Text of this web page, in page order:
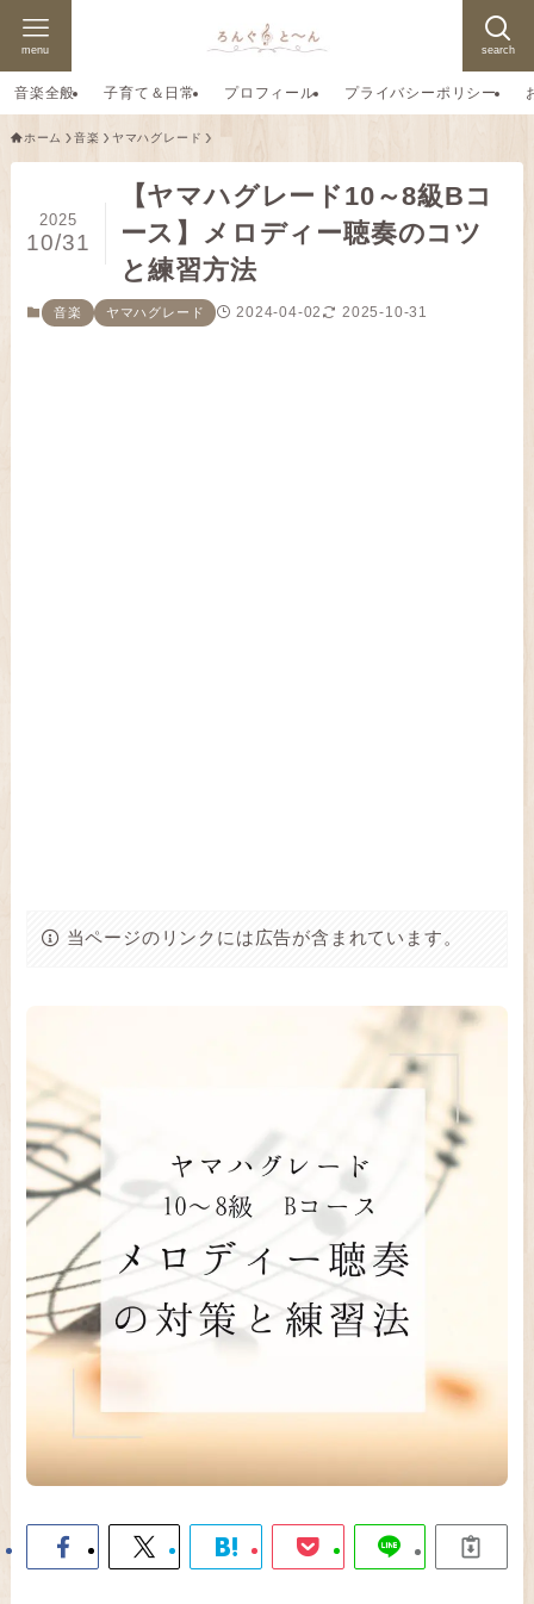
search
menu
音楽全般 子育て＆日常 プロフィール プライバシーポリシー
ホーム 音楽 ヤマハグレード
【ヤマハグレード10～8級Bコ
ース】メロディー聴奏のコツ
と練習方法
2025
10/31
音楽 ヤマハグレード 2024-04-02 2025-10-31
当ページのリンクには広告が含まれています。